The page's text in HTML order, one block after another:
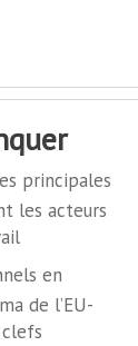
principales
les acteurs
en
de l’EU-